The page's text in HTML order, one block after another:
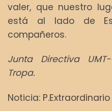
valer, que nuestro
está al lado de
compañeros.
Junta Directiva
Tropa.
Noticia: